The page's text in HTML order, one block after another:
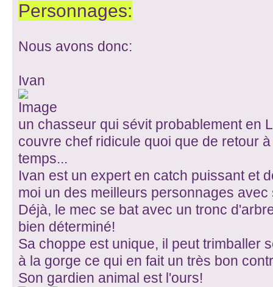
Personnages:
Nous avons donc:
Ivan
un chasseur qui sévit probablement en
couvre chef ridicule quoi que de retour
temps...
Ivan est un expert en catch puissant et
moi un des meilleurs personnages avec
Déjà, le mec se bat avec un tronc
bien déterminé!
Sa choppe est unique, il peut trimballer
à la gorge ce qui en fait un très bon
Son gardien animal est l'ours!